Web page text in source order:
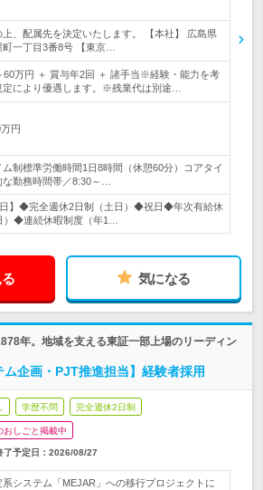
、配属先を決定いたします。 【本社】 広島県
一丁目3番8号 【東京…
60万円 ＋ 賞与年2回 ＋ 諸手当※経験・能力を考
定により優遇します。※残業代は別途…
円
制標準労働時間1日8時間（休憩60分）コアタイ
な勤務時間帯／8:30～…
日】◆完全週休2日制（土日）◆祝日◆年次有給休
）◆連続休暇制度（年1…
気になる
年。地域を支える東証一部上場のリーディン
ム企画・PJT推進担当】経験者採用
学歴不問 完全週休2日制
おしごと掲載中
了予定日： 2026/08/27
システム「MEJAR」への移行プロジェクトに